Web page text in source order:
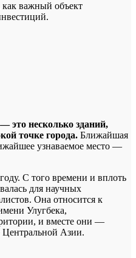
как важный объект
это несколько зданий,
точке города. Ближайшая
узнаваемое место —
С того времени и вплоть
для научных
Она относится к
Улугбека,
и вместе они —
Центральной Азии.